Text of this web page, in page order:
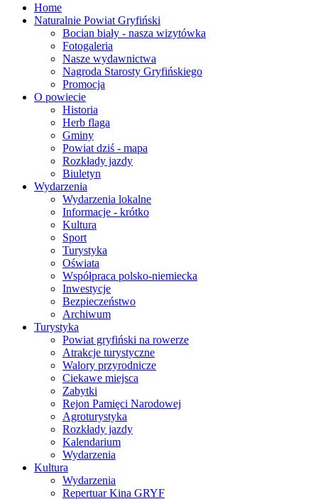
Home
Naturalnie Powiat Gryfiński
Bocian biały - nasza wizytówka
Fotogaleria
Nasze wydawnictwa
Nagroda Starosty Gryfińskiego
Promocja
O powiecie
Historia
Herb flaga
Gminy
Powiat dziś - mapa
Rozkłady jazdy
Biuletyn
Wydarzenia
Wydarzenia lokalne
Informacje - krótko
Kultura
Sport
Turystyka
Oświata
Współpraca polsko-niemiecka
Inwestycje
Bezpieczeństwo
Archiwum
Turystyka
Powiat gryfiński na rowerze
Atrakcje turystyczne
Walory przyrodnicze
Ciekawe miejsca
Zabytki
Rejon Pamięci Narodowej
Agroturystyka
Rozkłady jazdy
Kalendarium
Wydarzenia
Kultura
Wydarzenia
Repertuar Kina GRYF